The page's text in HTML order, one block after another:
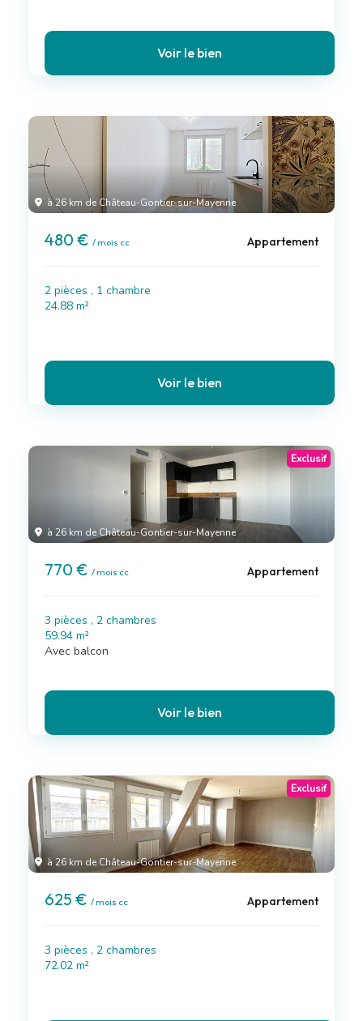
Voir le bien
à 26 km de Château-Gontier-sur-Mayenne
480 € / mois cc Appartement
2 pièces , 1 chambre
24.88 m²
Voir le bien
à 26 km de Château-Gontier-sur-Mayenne
Exclusif
770 € / mois cc Appartement
3 pièces , 2 chambres
59.94 m²
Avec balcon
Voir le bien
à 26 km de Château-Gontier-sur-Mayenne
Exclusif
625 € / mois cc Appartement
3 pièces , 2 chambres
72.02 m²